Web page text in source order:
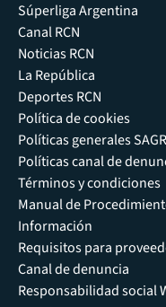
Súperliga Argentina
Canal RCN
Noticias RCN
La República
Deportes RCN
Política de cookies
Políticas generales
Políticas canal de
Términos y condiciones
Manual de
Información
Requisitos para
Canal de denuncia
Responsabilidad social